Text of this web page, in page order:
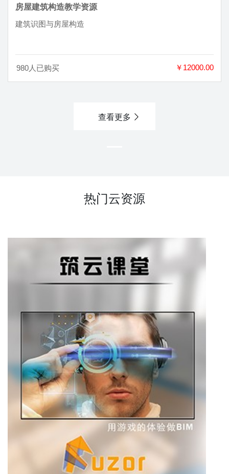
房屋建筑构造教学资源
建筑识图与房屋构造
980人已购买 ￥12000.00
查看更多
热门云资源